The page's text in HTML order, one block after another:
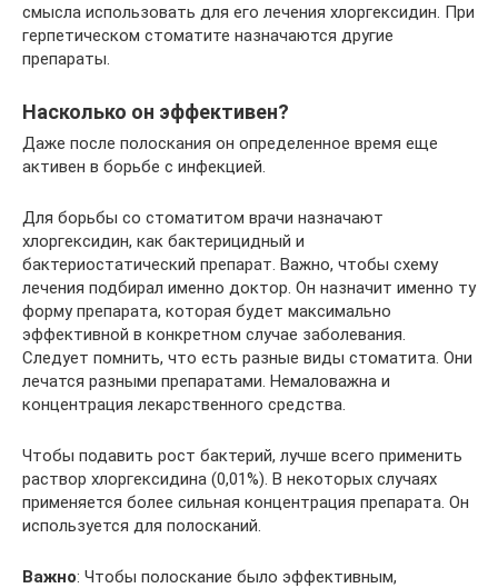
смысла использовать для его лечения хлоргексидин. При
герпетическом стоматите назначаются другие
препараты.
Насколько он эффективен?
Даже после полоскания он определенное время еще
активен в борьбе с инфекцией.
Для борьбы со стоматитом врачи назначают
хлоргексидин, как бактерицидный и
бактериостатический препарат. Важно, чтобы схему
лечения подбирал именно доктор. Он назначит именно ту
форму препарата, которая будет максимально
эффективной в конкретном случае заболевания.
Следует помнить, что есть разные виды стоматита. Они
лечатся разными препаратами. Немаловажна и
концентрация лекарственного средства.
Чтобы подавить рост бактерий, лучше всего применить
раствор хлоргексидина (0,01%). В некоторых случаях
применяется более сильная концентрация препарата. Он
используется для полосканий.
Важно: Чтобы полоскание было эффективным,